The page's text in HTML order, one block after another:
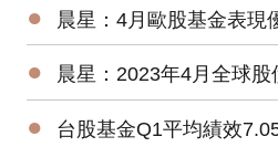
● 晨星：4月歐股基金表現優於美股、亞股，債券基金
● 晨星：2023年4月全球股債
● 台股基金Q1平均績效7.05%，台灣中小型平均報酬率來